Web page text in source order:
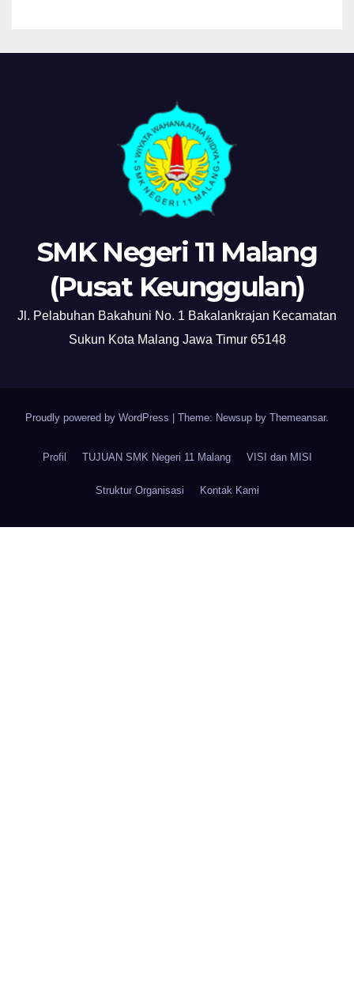
SMK Negeri 11 Malang
(Pusat Keunggulan)
Jl. Pelabuhan Bakahuni No. 1 Bakalankrajan Kecamatan
Sukun Kota Malang Jawa Timur 65148
Proudly powered by WordPress Theme: Newsup by Themeansar.
Profil TUJUAN SMK Negeri 11 Malang VISI dan MISI
Struktur Organisasi Kontak Kami